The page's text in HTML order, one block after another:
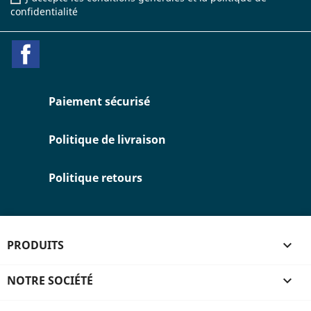
confidentialité
Paiement sécurisé
Politique de livraison
Politique retours
PRODUITS 
NOTRE SOCIÉTÉ 